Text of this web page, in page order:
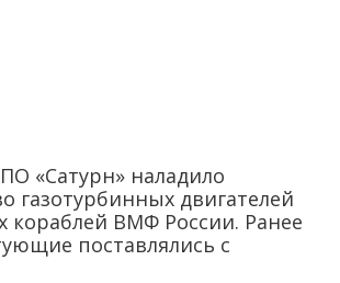
«Сатурн» наладило
газотурбинных двигателей
кораблей ВМФ России. Ранее
поставлялись с